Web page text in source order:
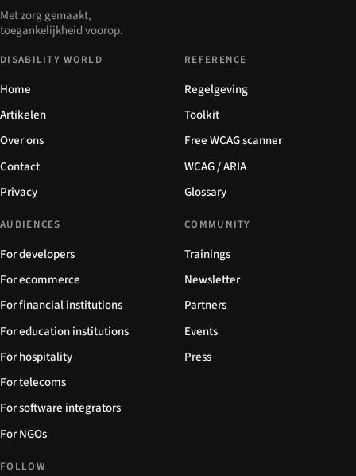
Met zorg gemaakt,
toegankelijkheid voorop.
DISABILITY WORLD
Home
Artikelen
Over ons
Contact
Privacy
REFERENCE
Regelgeving
Toolkit
Free WCAG scanner
WCAG / ARIA
Glossary
AUDIENCES
For developers
For ecommerce
For financial institutions
For education institutions
For hospitality
For telecoms
For software integrators
For NGOs
COMMUNITY
Trainings
Newsletter
Partners
Events
Press
FOLLOW